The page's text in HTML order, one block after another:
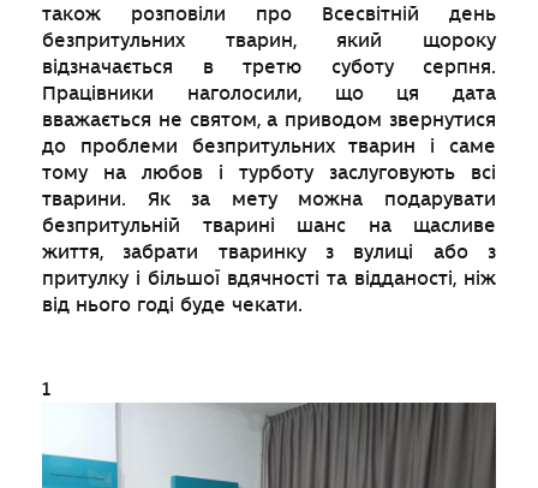
також розповіли про Всесвітній день
безпритульних тварин, який щороку
відзначається в третю суботу серпня.
Працівники наголосили, що ця дата
вважається не святом, а приводом звернутися
до проблеми безпритульних тварин і саме
тому на любов і турботу заслуговують всі
тварини. Як за мету можна подарувати
безпритульній тварині шанс на щасливе
життя, забрати тваринку з вулиці або з
притулку і більшої вдячності та відданості, ніж
від нього годі буде чекати.
1